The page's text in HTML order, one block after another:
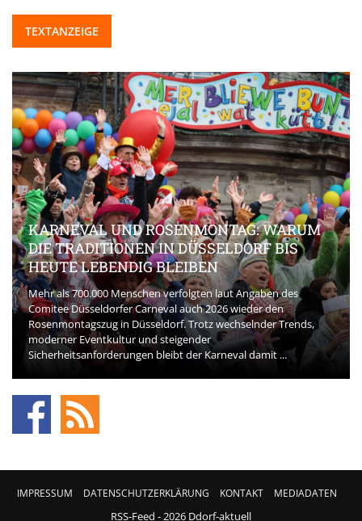
TEXTANZEIGE
KARNEVAL UND ROSENMONTAG: WARUM
DIE TRADITIONEN IN DÜSSELDORF BIS
HEUTE LEBENDIG BLEIBEN
Mehr als 700.000 Menschen verfolgten laut Angaben des
Comitee Düsseldorfer Carneval auch 2026 wieder den
Rosenmontagszug in Düsseldorf. Trotz wechselnder Trends,
moderner Eventkultur und steigender
Sicherheitsanforderungen bleibt der Karneval damit ...
IMPRESSUM DATENSCHUTZERKLÄRUNG KONTAKT MEDIADATEN
RSS-Feed - 2026 Ddorf-aktuell